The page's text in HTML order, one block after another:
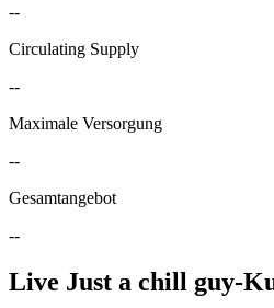
--
Circulating Supply
--
Maximale Versorgung
--
Gesamtangebot
--
Live Just a chill guy-